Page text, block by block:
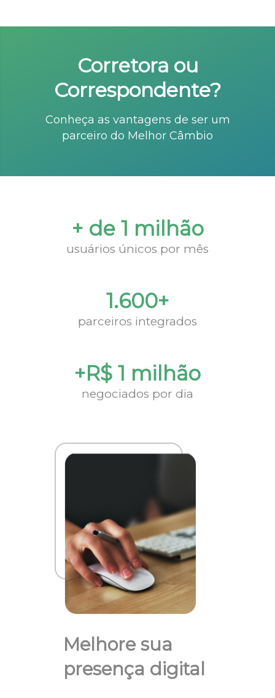
Corretora ou
Correspondente?
Conheça as vantagens de ser um
parceiro do Melhor Câmbio
+ de 1 milhão
usuários únicos por mês
1.600+
parceiros integrados
+R$ 1 milhão
negociados por dia
Melhore sua
presença digital